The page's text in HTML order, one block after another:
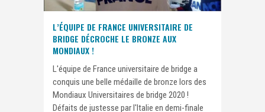
L’ÉQUIPE DE FRANCE UNIVERSITAIRE DE
BRIDGE DÉCROCHE LE BRONZE AUX
MONDIAUX !
L'équipe de France universitaire de bridge a
conquis une belle médaille de bronze lors des
Mondiaux Universitaires de bridge 2020 !
Défaits de justesse par l'Italie en demi-finale